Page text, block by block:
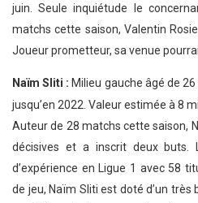
juin. Seule inquiétude le
matchs cette saison, Valentin
Joueur prometteur, sa venue
Naïm Sliti : Milieu gauche âgé de
jusqu’en 2022. Valeur estimée à 8
Auteur de 28 matchs cette saison,
décisives et a inscrit deux buts.
d’expérience en Ligue 1 avec 58
de jeu, Naïm Sliti est doté d’un très